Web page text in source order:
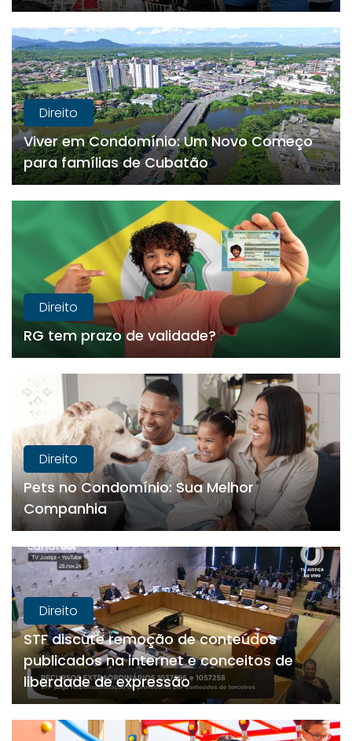
Direito
Viver em Condomínio: Um Novo Começo
para famílias de Cubatão
Direito
RG tem prazo de validade?
Direito
Pets no Condomínio: Sua Melhor
Companhia
Direito
STF discute remoção de conteúdos
publicados na internet e conceitos de
liberdade de expressão